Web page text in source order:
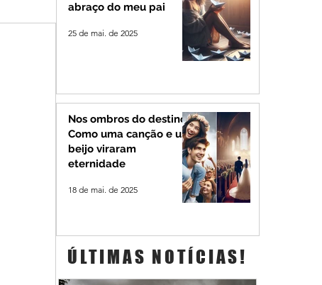
abraço do meu pai
25 de mai. de 2025
Nos ombros do destino:
Como uma canção e um
beijo viraram
eternidade
18 de mai. de 2025
ÚLTIMAS NOTÍCIAS!